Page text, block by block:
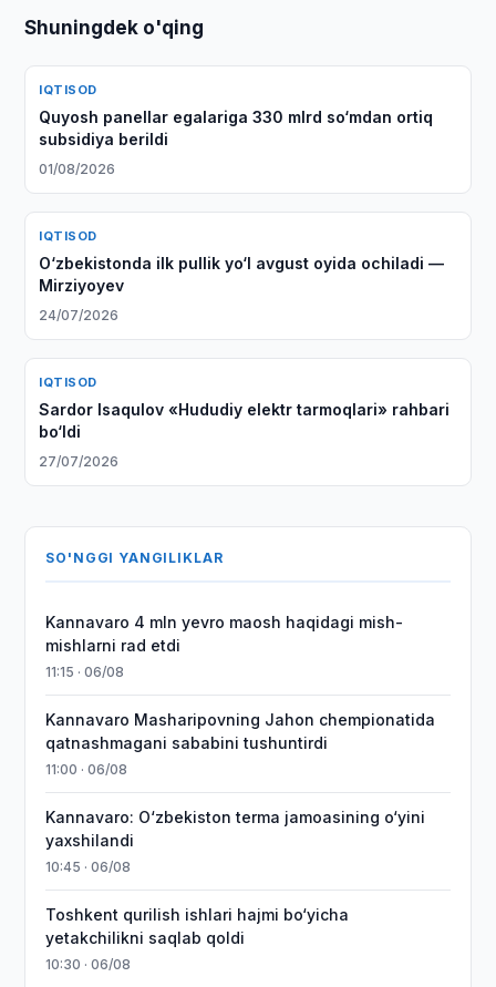
Shuningdek o'qing
IQTISOD
Quyosh panellar egalariga 330 mlrd so‘mdan ortiq
subsidiya berildi
01/08/2026
IQTISOD
O‘zbekistonda ilk pullik yo‘l avgust oyida ochiladi —
Mirziyoyev
24/07/2026
IQTISOD
Sardor Isaqulov «Hududiy elektr tarmoqlari» rahbari
bo‘ldi
27/07/2026
SO'NGGI YANGILIKLAR
Kannavaro 4 mln yevro maosh haqidagi mish-
mishlarni rad etdi
11:15 · 06/08
Kannavaro Masharipovning Jahon chempionatida
qatnashmagani sababini tushuntirdi
11:00 · 06/08
Kannavaro: O‘zbekiston terma jamoasining o‘yini
yaxshilandi
10:45 · 06/08
Toshkent qurilish ishlari hajmi bo‘yicha
yetakchilikni saqlab qoldi
10:30 · 06/08